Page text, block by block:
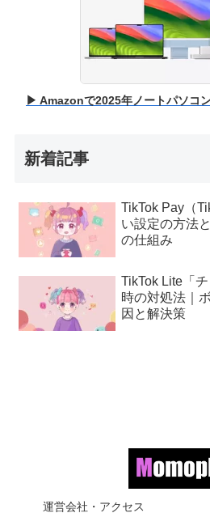
▶ Amazonで2025年ノートパソコ
新着記事
TikTok Pay（
い設定の方法
の仕組み
TikTok Lite「
時の対処法｜
因と解決策
運営会社・アクセス